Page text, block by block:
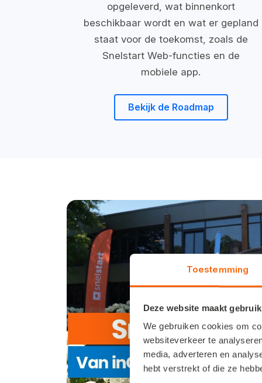
Toestemming
Deze website maakt
We gebruiken cookies om
websiteverkeer te
media, adverteren en
hebt verstrekt of die ze
opgeleverd, wat binnenkort
beschikbaar wordt en wat er gepland
staat voor de toekomst, zoals de
Snelstart Web-functies en de
mobiele app.
Bekijk de Roadmap